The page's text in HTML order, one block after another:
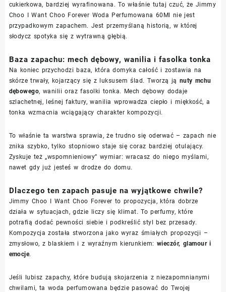
cukierkowa, bardziej wyrafinowana. To właśnie tutaj czuć, że Jimmy
Choo I Want Choo Forever Woda Perfumowana 60Ml nie jest
przypadkowym zapachem. Jest przemyślaną historią, w której
słodycz spotyka się z wytrawną głębią.
Baza zapachu: mech dębowy, wanilia i fasolka tonka
Na koniec przychodzi baza, która domyka całość i zostawia na
skórze trwały, kojarzący się z luksusem ślad. Tworzą ją nuty mchu
dębowego, wanilii oraz fasolki tonka. Mech dębowy dodaje
szlachetnej, leśnej faktury, wanilia wprowadza ciepło i miękkość, a
tonka wzmacnia wciągający charakter kompozycji.
To właśnie ta warstwa sprawia, że trudno się oderwać – zapach nie
znika szybko, tylko stopniowo staje się coraz bardziej otulający.
Zyskuje też „wspomnieniowy” wymiar: wracasz do niego myślami,
nawet gdy już jesteś w drodze do domu.
Dlaczego ten zapach pasuje na wyjątkowe chwile?
Jimmy Choo I Want Choo Forever to propozycja, która dobrze
działa w sytuacjach, gdzie liczy się klimat. To perfumy, które
potrafią dodać pewności siebie i podkreślić styl bez przesady.
Kompozycja została stworzona jako wyraz śmiałych propozycji –
zmysłowo, z blaskiem i z wyraźnym kierunkiem: wieczór, glamour i
emocje.
Jeśli lubisz zapachy, które budują skojarzenia z niezapomnianymi
chwilami, ta woda perfumowana będzie pasować do Twojej